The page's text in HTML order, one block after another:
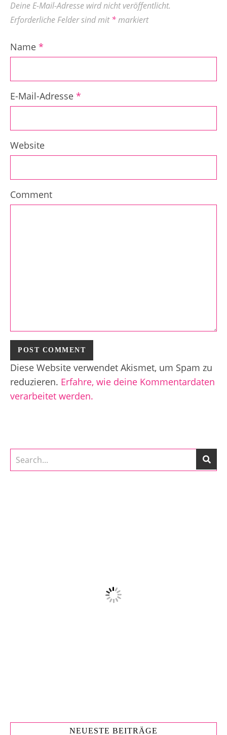
Deine E-Mail-Adresse wird nicht veröffentlicht.
Erforderliche Felder sind mit*markiert
Name *
E-Mail-Adresse *
Website
Comment
Diese Website verwendet Akismet, um Spam zu
reduzieren. Erfahre, wie deine Kommentardaten
verarbeitet werden.
NEUESTE BEITRÄGE